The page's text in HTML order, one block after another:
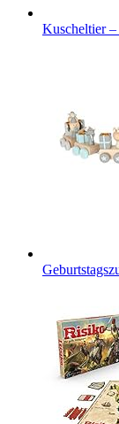
Kuscheltier